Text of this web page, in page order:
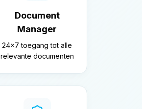
Document
Manager
24×7 toegang tot alle
relevante documenten